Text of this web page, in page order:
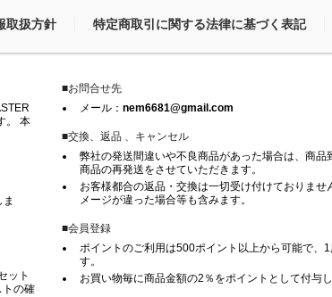
取扱方針 特定商取引に関する法律に基づく表記
。 本
ット
の確
■お問合せ先
メール： nem6681@gmail.com
■交換、返品 、キャンセル
弊社の発送間違いや不良商品があった場合は、商
商品の再発送をさせていただきます。
お客様都合の返品・交換は一切受け付けておりま
メージが違った場合等も含みます。
■会員登録
ポイントのご利用は500ポイント以上から可能で、
す。
お買い物毎に商品金額の2％をポイントとして付与し